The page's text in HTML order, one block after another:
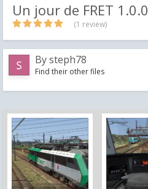
Un jour de FRET 1.0.0
(1 review)
Bysteph78
Find their other files